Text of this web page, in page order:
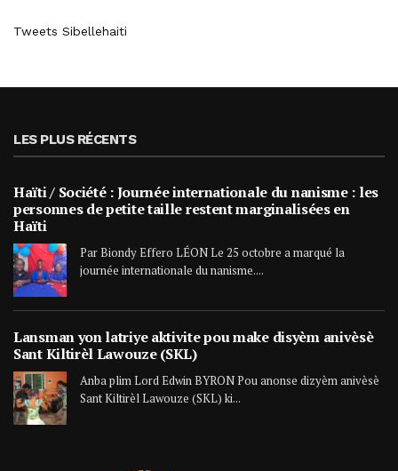
Tweets Sibellehaiti
LES PLUS RÉCENTS
Haïti / Société : Journée internationale du nanisme : les
personnes de petite taille restent marginalisées en
Haïti
Par Biondy Effero LÉON Le 25 octobre a marqué la
journée internationale du nanisme....
Lansman yon latriye aktivite pou make disyèm anivèsè
Sant Kiltirèl Lawouze (SKL)
Anba plim Lord Edwin BYRON Pou anonse dizyèm anivèsè
Sant Kiltirèl Lawouze (SKL) ki...